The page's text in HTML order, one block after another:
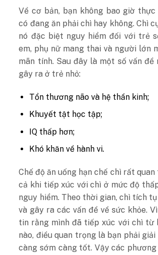
Về cơ bản, bạn không bao giờ
có đang ăn phải chì hay không. Chì
nó đặc biệt nguy hiểm đối với trẻ
em, phụ nữ mang thai và người lớn
mãn tính. Sau đây là một số vấn đề
gây ra ở trẻ nhỏ:
Tổn thương não và hệ thần kinh;
Khuyết tật học tập;
IQ thấp hơn;
Khó khăn về hành vi.
Chế độ ăn uống hạn chế chì rất
cả khi tiếp xúc với chì ở mức độ
nguy hiểm. Theo thời gian, chì tích
và gây ra các vấn đề về sức khỏe.
tin rằng mình đã tiếp xúc với chì từ
nào, điều quan trọng là bạn phải
càng sớm càng tốt. Vậy các phương